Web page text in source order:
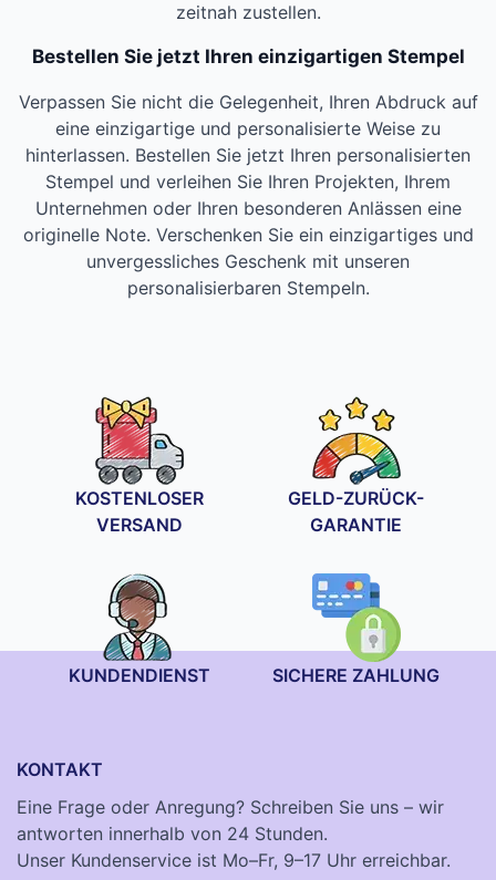
zeitnah zustellen.
Bestellen Sie jetzt Ihren einzigartigen Stempel
Verpassen Sie nicht die Gelegenheit, Ihren Abdruck auf
eine einzigartige und personalisierte Weise zu
hinterlassen. Bestellen Sie jetzt Ihren personalisierten
Stempel und verleihen Sie Ihren Projekten, Ihrem
Unternehmen oder Ihren besonderen Anlässen eine
originelle Note. Verschenken Sie ein einzigartiges und
unvergessliches Geschenk mit unseren
personalisierbaren Stempeln.
KOSTENLOSER
VERSAND
GELD-ZURÜCK-
GARANTIE
KUNDENDIENST SICHERE ZAHLUNG
KONTAKT
Eine Frage oder Anregung? Schreiben Sie uns – wir
antworten innerhalb von 24 Stunden.
Unser Kundenservice ist Mo–Fr, 9–17 Uhr erreichbar.